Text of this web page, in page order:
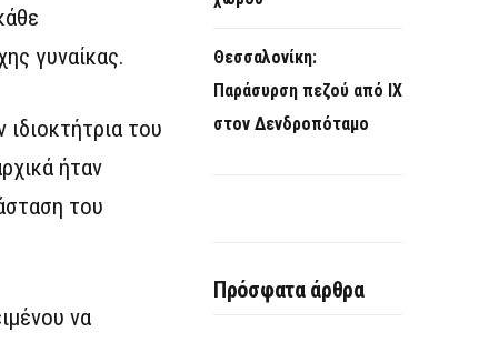
γυναίκας.
του
ήταν
του
να
Θεσσαλονίκη:
Παράσυρση πεζού από ΙΧ
στον Δενδροπόταμο
Πρόσφατα άρθρα